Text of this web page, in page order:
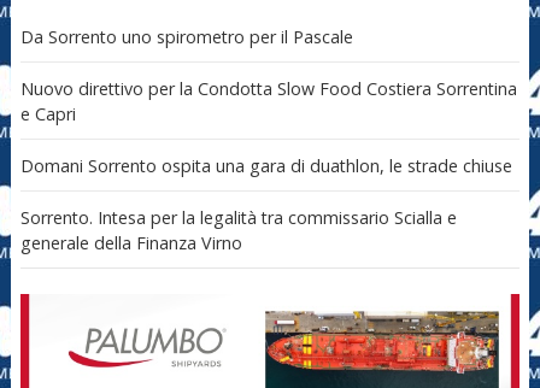
Da Sorrento uno spirometro per il Pascale
Nuovo direttivo per la Condotta Slow Food Costiera Sorrentina
e Capri
Domani Sorrento ospita una gara di duathlon, le strade chiuse
Sorrento. Intesa per la legalità tra commissario Scialla e
generale della Finanza Virno